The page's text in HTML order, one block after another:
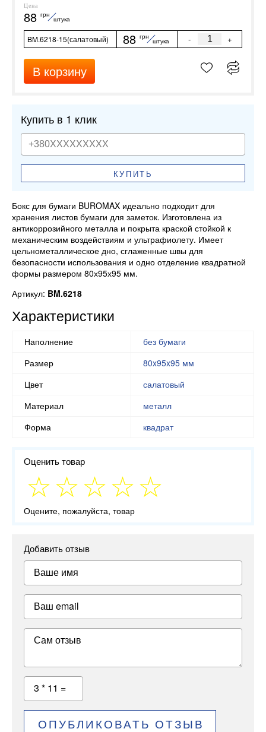
Цена
88 грн
штука
BM.6218-15(салатовый) 88 грн
штука - +
В корзину
Купить в 1 клик
КУПИТЬ
Бокс для бумаги BUROMAX идеально подходит для
хранения листов бумаги для заметок. Изготовлена из
антикоррозийного металла и покрыта краской стойкой к
механическим воздействиям и ультрафиолету. Имеет
цельнометаллическое дно, сглаженные швы для
безопасности использования и одно отделение квадратной
формы размером 80х95х95 мм.
Артикул: BM.6218
Характеристики
Наполнение
без бумаги
Размер
80x95x95 мм
Цвет
салатовый
Материал
металл
Форма
квадрат
Оценить товар
Оцените, пожалуйста, товар
Добавить отзыв
Ваше имя
Ваш email
Сам отзыв
3 * 11 =
ОПУБЛИКОВАТЬ ОТЗЫВ